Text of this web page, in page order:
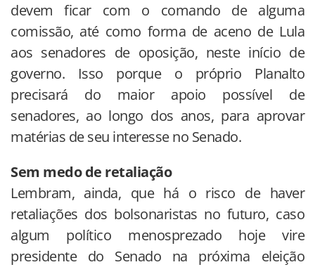
devem ficar com o comando de alguma
comissão, até como forma de aceno de Lula
aos senadores de oposição, neste início de
governo. Isso porque o próprio Planalto
precisará do maior apoio possível de
senadores, ao longo dos anos, para aprovar
matérias de seu interesse no Senado.
Sem medo de retaliação
Lembram, ainda, que há o risco de haver
retaliações dos bolsonaristas no futuro, caso
algum político menosprezado hoje vire
presidente do Senado na próxima eleição